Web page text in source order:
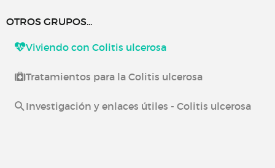
OTROS GRUPOS...
Viviendo con Colitis ulcerosa
Tratamientos para la Colitis ulcerosa
Investigación y enlaces útiles - Colitis ulcerosa